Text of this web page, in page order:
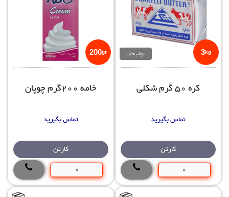
3kg توضیحات
کره 50 گرم شکلی
تماس بگیرید
کارتن
200gr
خامه 200گرم چوپان
تماس بگیرید
کارتن